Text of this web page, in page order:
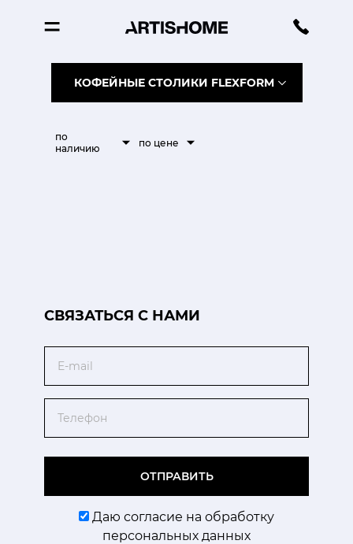
КОФЕЙНЫЕ СТОЛИКИ FLEXFORM
по
наличию
по цене
CВЯЗАТЬСЯ С НАМИ
ОТПРАВИТЬ
Даю согласие на обработку
персональных данных